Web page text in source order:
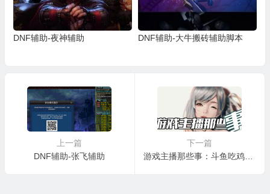
DNF辅助-夜神辅助 DNF辅助-大牛搬砖辅助脚本
上一篇
DNF辅助-张飞辅助
下一篇
游戏主播那些事：斗鱼吃鸡一姐小团团，从默默无名到一姐，走了多远？